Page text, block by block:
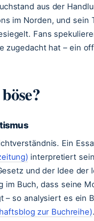
aus der
im Norden, und sein
Fans
zugedacht hat – ein
Ein
interpretiert
und der Idee der
im Buch, dass seine
– so analysiert es ein
zur Buchreihe)